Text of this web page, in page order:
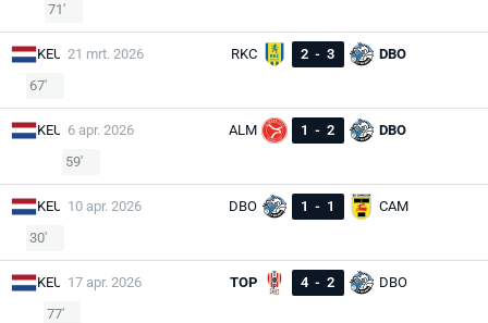
71'
KEU 21 mrt. 2026 RKC 2 - 3
DBO
67'
KEU 6 apr. 2026 ALM 1 - 2
DBO
59'
KEU 10 apr. 2026 DBO 1 - 1
CAM
30'
KEU 17 apr. 2026 TOP 4 - 2
DBO
77'